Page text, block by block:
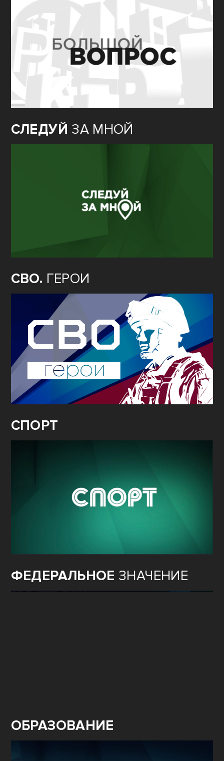
СЛЕДУЙ ЗА МНОЙ
СВО. ГЕРОИ
СПОРТ
ФЕДЕРАЛЬНОЕ ЗНАЧЕНИЕ
ОБРАЗОВАНИЕ